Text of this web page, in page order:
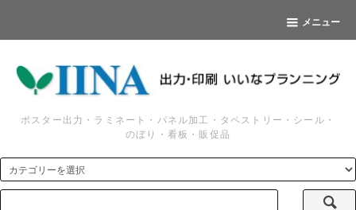
メニュー
ポスター出力・ラミネート・パネル加工・タペストリー・シール・
のぼり・看板・販促品